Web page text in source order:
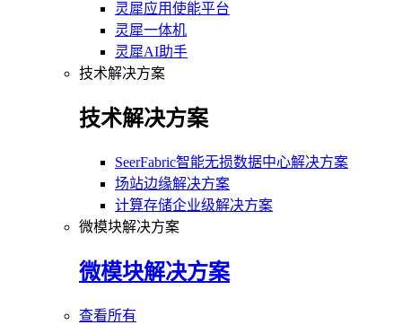
灵犀应用使能平台
灵犀一体机
灵犀AI助手
技术解决方案
技术解决方案
SeerFabric智能无损数据中心解决方案
场站边缘解决方案
计算存储企业级解决方案
微模块解决方案
微模块解决方案
查看所有